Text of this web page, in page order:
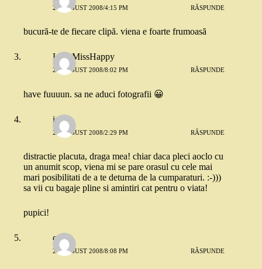
28 AUGUST 2008/4:15 PM RĂSPUNDE
bucură-te de fiecare clipă. viena e foarte frumoasă
LittleMissHappy
28 AUGUST 2008/8:02 PM RĂSPUNDE
have fuuuun. sa ne aduci fotografii 😀
ira
29 AUGUST 2008/2:29 PM RĂSPUNDE
distractie placuta, draga mea! chiar daca pleci aoclo cu
un anumit scop, viena mi se pare orasul cu cele mai
mari posibilitati de a te deturna de la cumparaturi. :-)))
sa vii cu bagaje pline si amintiri cat pentru o viata!
pupici!
quiz
29 AUGUST 2008/8:08 PM RĂSPUNDE